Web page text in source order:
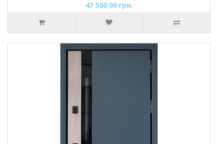
47 500.00 грн.